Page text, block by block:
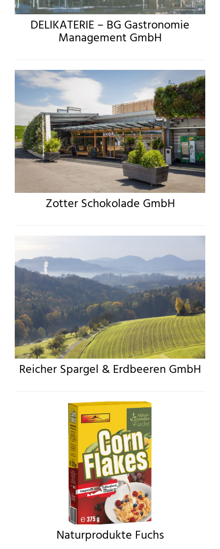
DELIKATERIE – BG Gastronomie
Management GmbH
Zotter Schokolade GmbH
Reicher Spargel & Erdbeeren GmbH
Naturprodukte Fuchs